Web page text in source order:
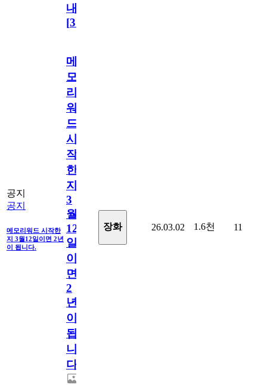
내
[31
공지
공지
메모리워드 시작한
지 3월12일이면 2년
이 됩니다.
메
모
리
워
드
시
작
한
지
3
월
12
일
이
면
2
년
이
됩
니
다.
장화 26.03.02 1.6천 11